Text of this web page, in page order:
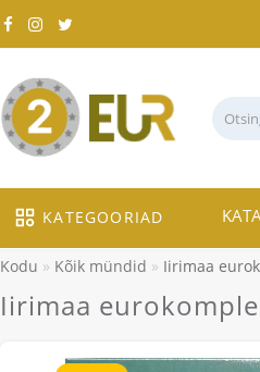
KATEGOORIAD
Kodu Kõik mündid Iirimaa
Iirimaa